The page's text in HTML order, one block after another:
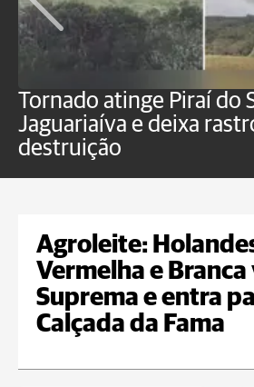
Tornado atinge Piraí do
Jaguariaíva e deixa
destruição
Agroleite:
Vermelha e Branca
Suprema e entra
Calçada da Fama